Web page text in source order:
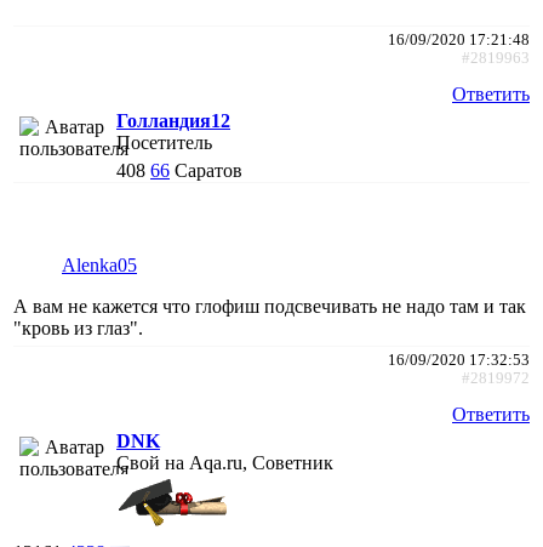
16/09/2020 17:21:48
#2819963
Ответить
Голландия12
Посетитель
408 66 Саратов
Alenka05
А вам не кажется что глофиш подсвечивать не надо там и так
"кровь из глаз".
16/09/2020 17:32:53
#2819972
Ответить
DNK
Свой на Aqa.ru, Советник